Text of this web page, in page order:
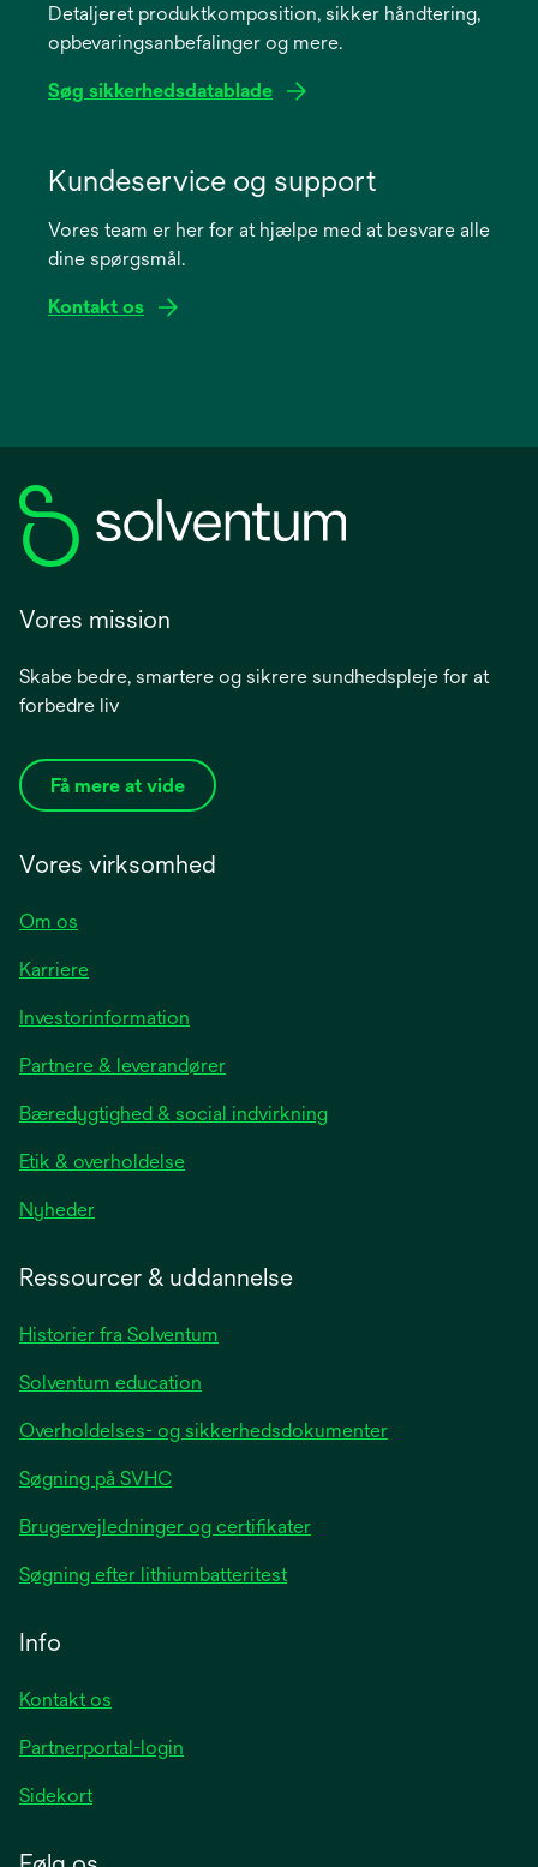
newDetaljeret produktkomposition, sikker håndtering,
opbevaringsanbefalinger og mere.
Søg sikkerhedsdatablade
new
Kundeservice og support
Vores team er her for at hjælpe med at besvare alle
dine spørgsmål.
Kontakt os
Vores mission
Skabe bedre, smartere og sikrere sundhedspleje for at
forbedre liv
Få mere at vide
Vores virksomhed
Om os
Karriere
Investorinformation
a
new
Partnere & leverandører
Bæredygtighed & social indvirkning
Etik & overholdelse
Nyhederopens
tab
Ressourcer & uddannelse
Historier fra Solventum
Solventum education
Overholdelses- og sikkerhedsdokumenter
Søgning på SVHC
Brugervejledninger og certifikater
Søgning efter lithiumbatteritest
Info
Kontakt os
Partnerportal-login
Sidekort